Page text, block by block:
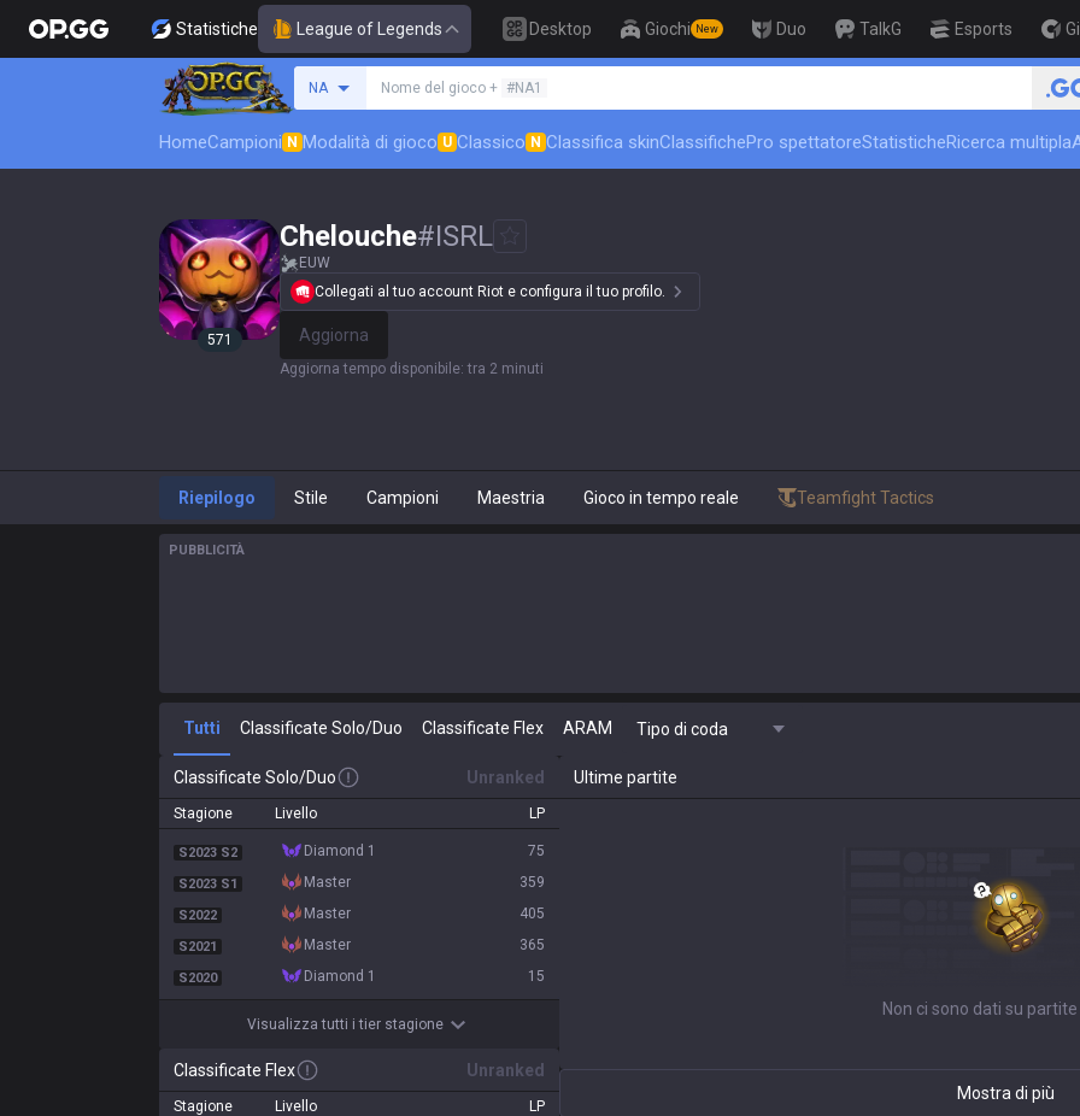
Statistiche League of Legends Desktop Giochi New Duo TalkG Esports
NA
Cerca un evocatore
Nome del gioco + #NA1
HomeCampioni N Modalità di gioco U Classico N Classifica skinClassifichePro spettatoreStatisticheRicerca multipla
571
Chelouche#ISRL
EUW
Collegati al tuo account Riot e configura il tuo profilo.
Aggiorna
Aggiorna tempo disponibile: tra 2 minuti
Riepilogo Stile Campioni Maestria Gioco in tempo reale Teamfight Tactics
PUBBLICITÀ
Tutti Classificate Solo/Duo Classificate Flex ARAM Tipo di coda
Classificate Solo/Duo Unranked
Stagione Livello LP
S2023 S2 diamond 1 75
S2023 S1 master 359
S2022 master 405
S2021 master 365
S2020 diamond 1 15
Visualizza tutti i tier stagione
Classificate Flex Unranked
Stagione Livello LP
Ultime partite
Non ci sono dati su partite
Mostra di più